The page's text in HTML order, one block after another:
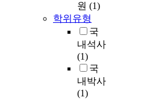
원 (1)
학위유형
국
내석사
(1)
국
내박사
(1)